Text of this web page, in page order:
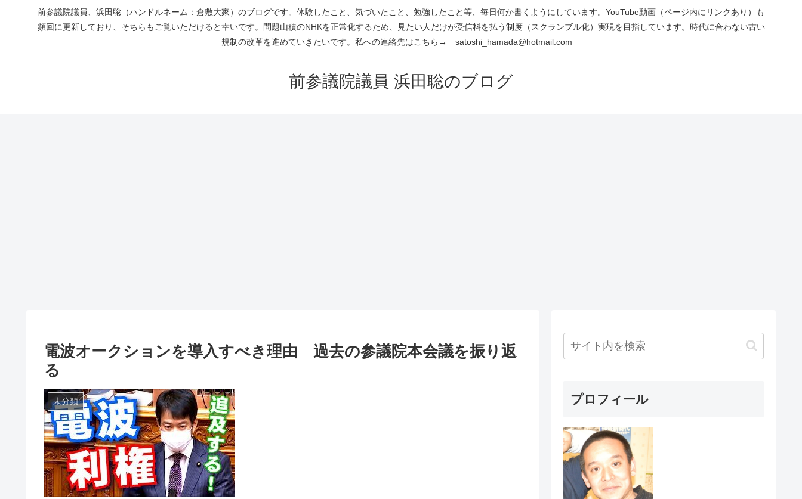
前参議院議員、浜田聡（ハンドルネーム：倉敷大家）のブログです。体験したこと、気づいたこと、勉強したこと等、毎日何か書くようにしています。YouTube動画（ページ内にリンクあり）も
頻回に更新しており、そちらもご覧いただけると幸いです。問題山積のNHKを正常化するため、見たい人だけが受信料を払う制度（スクランブル化）実現を目指しています。時代に合わない古い
規制の改革を進めていきたいです。私への連絡先はこちら→ satoshi_hamada@hotmail.com
前参議院議員 浜田聡のブログ
電波オークションを導入すべき理由 過去の参議院本会議を振り返
る
未分類 プロフィール